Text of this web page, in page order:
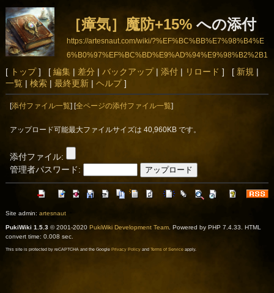
［瘴気］魔防+15%への添付
https://artesnaut.com/wiki/?%EF%BC%BB%E7%98%B4%E
6%B0%97%EF%BC%BD%E9%AD%94%E9%98%B2%2B1
5%25
[ トップ] [ 編集| 差分 | バックアップ| 添付| リロード ] [ 新規 |
一覧 | 検索| 最終更新| ヘルプ]
[添付ファイル一覧 ] [全ページの添付ファイル一覧
アップロード可能最大ファイルサイズは 40,960KB です。
添付ファイル:
管理者パスワード:
Site admin: artesnaut
PukiWiki 1.5.3© 2001-2020 PukiWiki Development Team. Powered by PHP 7.4.33. HTML
convert time: 0.008 sec.
This site is protected by reCAPTCHA and the Google Privacy Policyand Terms of Serviceapply.